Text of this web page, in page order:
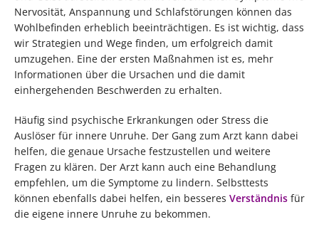
Nervosität, Anspannung und Schlafstörungen können das
Wohlbefinden erheblich beeinträchtigen. Es ist wichtig, dass
wir Strategien und Wege finden, um erfolgreich damit
umzugehen. Eine der ersten Maßnahmen ist es, mehr
Informationen über die Ursachen und die damit
einhergehenden Beschwerden zu erhalten.
Häufig sind psychische Erkrankungen oder Stress die
Auslöser für innere Unruhe. Der Gang zum Arzt kann dabei
helfen, die genaue Ursache festzustellen und weitere
Fragen zu klären. Der Arzt kann auch eine Behandlung
empfehlen, um die Symptome zu lindern. Selbsttests
können ebenfalls dabei helfen, ein besseres Verständnis für
die eigene innere Unruhe zu bekommen.